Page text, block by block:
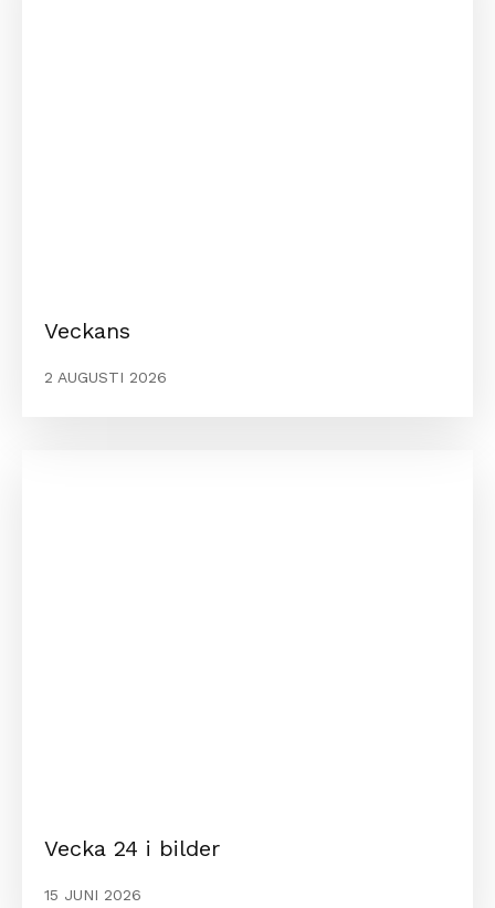
Veckans
2 AUGUSTI 2026
Vecka 24 i bilder
15 JUNI 2026